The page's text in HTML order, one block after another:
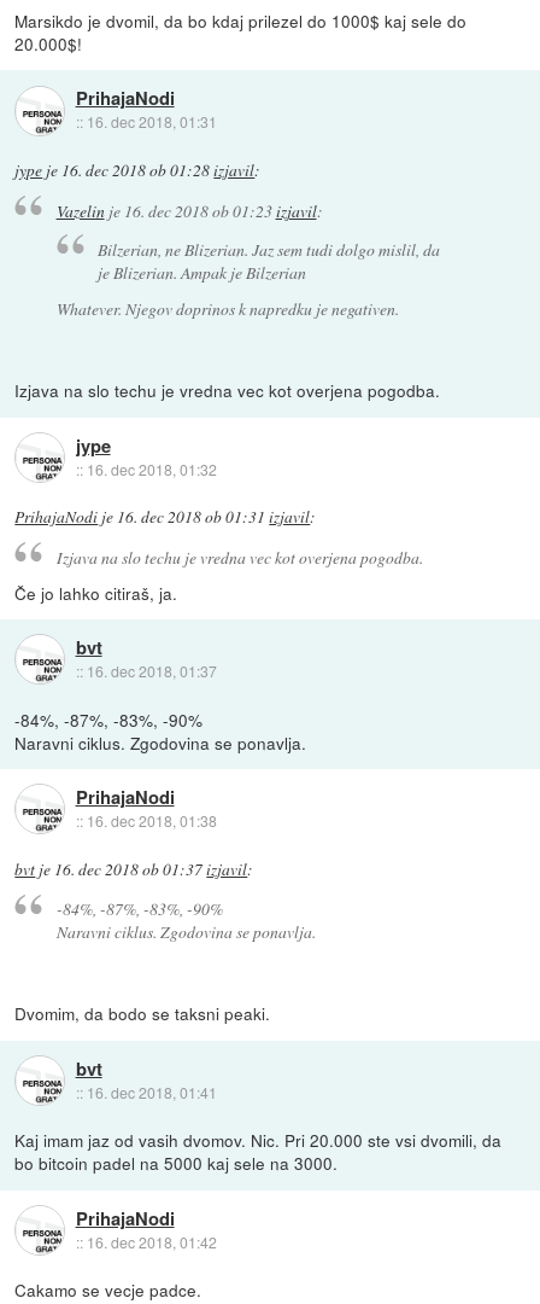
Marsikdo je dvomil, da bo kdaj prilezel do 1000$ kaj sele do
20.000$!
PrihajaNodi
:: 16. dec 2018, 01:31
jype je 16. dec 2018 ob 01:28izjavil:
Vazelinje 16. dec 2018 ob 01:23izjavil:
Bilzerian, ne Blizerian. Jaz sem tudi dolgo mislil, da
je Blizerian. Ampak je Bilzerian
Whatever. Njegov doprinos k napredku je negativen.
Izjava na slo techu je vredna vec kot overjena pogodba.
jype
:: 16. dec 2018, 01:32
PrihajaNodi je 16. dec 2018 ob 01:31 izjavil:
Izjava na slo techu je vredna vec kot overjena pogodba.
Če jo lahko citiraš, ja.
bvt
:: 16. dec 2018, 01:37
-84%, -87%, -83%, -90%
Naravni ciklus. Zgodovina se ponavlja.
PrihajaNodi
:: 16. dec 2018, 01:38
bvt je 16. dec 2018 ob 01:37izjavil:
-84%, -87%, -83%, -90%
Naravni ciklus. Zgodovina se ponavlja.
Dvomim, da bodo se taksni peaki.
bvt
:: 16. dec 2018, 01:41
Kaj imam jaz od vasih dvomov. Nic. Pri 20.000 ste vsi dvomili, da
bo bitcoin padel na 5000 kaj sele na 3000.
PrihajaNodi
:: 16. dec 2018, 01:42
Cakamo se vecje padce.